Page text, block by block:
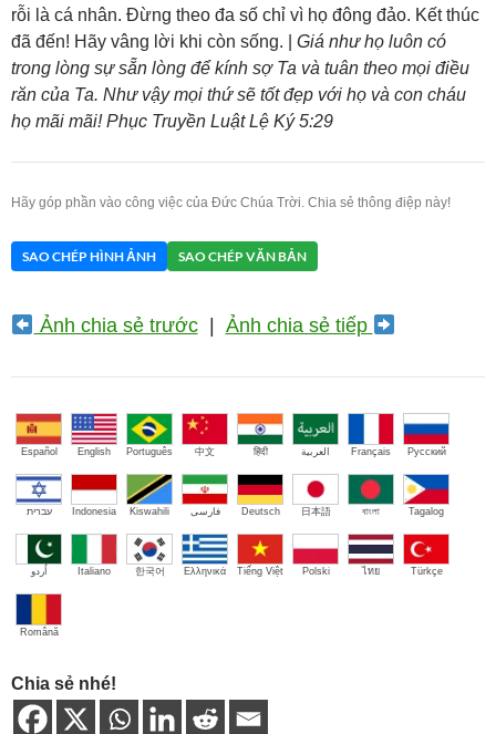
rỗi là cá nhân. Đừng theo đa số chỉ vì họ đông đảo. Kết thúc
đã đến! Hãy vâng lời khi còn sống. | Giá như họ luôn có
trong lòng sự sẵn lòng để kính sợ Ta và tuân theo mọi điều
răn của Ta. Như vậy mọi thứ sẽ tốt đẹp với họ và con cháu
họ mãi mãi! Phục Truyền Luật Lệ Ký 5:29
Hãy góp phần vào công việc của Đức Chúa Trời. Chia sẻ thông điệp này!
SAO CHÉP HÌNH ẢNH SAO CHÉP VĂN BẢN
Ảnh chia sẻ trước| Ảnh chia sẻ tiếp
Español English Português 中文 हिंदी العربية Français Русский
עברית Indonesia Kiswahili فارسی Deutsch 日本語 বাংলা Tagalog
اُردو Italiano 한국어 Ελληνικά Tiếng Việt Polski ไทย Türkçe
Română
Chia sẻ nhé!